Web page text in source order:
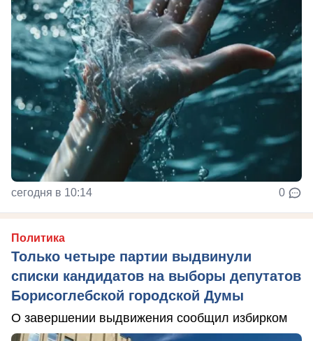
сегодня в 10:14 0
Политика
Только четыре партии выдвинули
списки кандидатов на выборы депутатов
Борисоглебской городской Думы
О завершении выдвижения сообщил избирком